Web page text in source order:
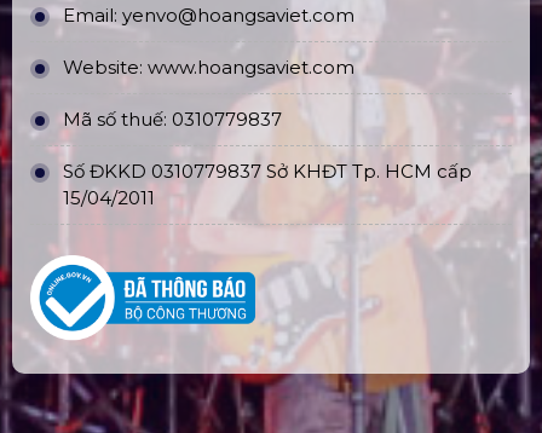
Email: yenvo@hoangsaviet.com
Website: www.hoangsaviet.com
Mã số thuế: 0310779837
Số ĐKKD 0310779837 Sở KHĐT Tp. HCM cấp
15/04/2011